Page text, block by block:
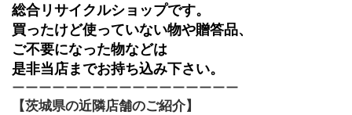
総合リサイクルショップです。
買ったけど使っていない物や贈答品、
ご不要になった物などは
是非当店までお持ち込み下さい。
ーーーーーーーーーーーーーーーーー
【茨城県の近隣店舗のご紹介】